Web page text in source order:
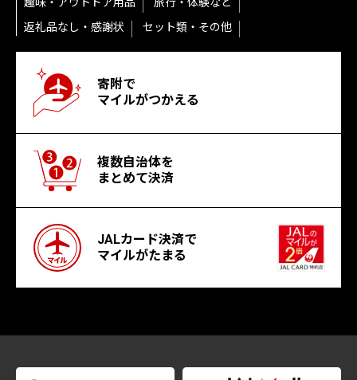
返礼品なし・感謝状
セット類・その他
寄附で
マイルがつかえる
複数自治体を
まとめて決済
JALカード決済で
マイルがたまる